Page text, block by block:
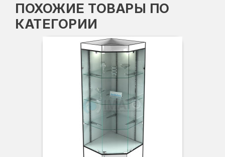
ПОХОЖИЕ ТОВАРЫ ПО
КАТЕГОРИИ